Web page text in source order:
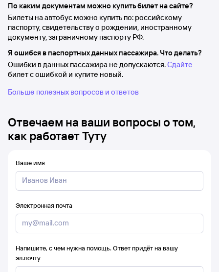
По каким документам можно купить билет на сайте?
Билеты на автобус можно купить по: российскому
паспорту, свидетельству о рождении, иностранному
документу, заграничному паспорту РФ.
Я ошибся в паспортных данных пассажира. Что делать?
Ошибки в данных пассажира не допускаются.Сдайте
билет с ошибкой и купите новый.
Больше полезных вопросов и ответов
Отвечаем на ваши вопросы о том,
как работает Туту
Ваше имя
Электронная почта
Напишите, с чем нужна помощь. Ответ придёт на вашу
эл.почту